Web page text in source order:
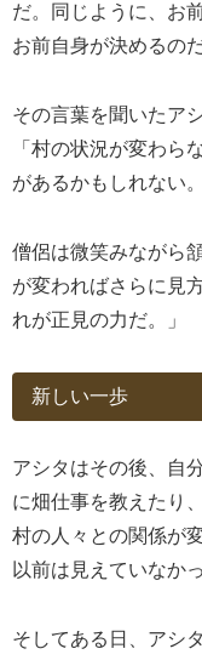
だ。同じように、お
お前自身が決めるのだ
その言葉を聞いたア
「村の状況が変わら
があるかもしれない。
僧侶は微笑みながら
が変わればさらに見
れが正見の力だ。」
新しい一歩
アシタはその後、自
に畑仕事を教えたり
村の人々との関係が
以前は見えていなか
そしてある日、アシ